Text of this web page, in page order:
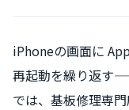
iPhoneの画面に
再起動を繰り返す
では、基板修理専